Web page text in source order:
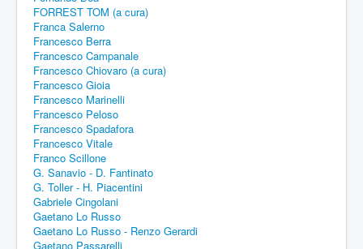
FORREST TOM (a cura)
Franca Salerno
Francesco Berra
Francesco Campanale
Francesco Chiovaro (a cura)
Francesco Gioia
Francesco Marinelli
Francesco Peloso
Francesco Spadafora
Francesco Vitale
Franco Scillone
G. Sanavio - D. Fantinato
G. Toller - H. Piacentini
Gabriele Cingolani
Gaetano Lo Russo
Gaetano Lo Russo - Renzo Gerardi
Gaetano Passarelli